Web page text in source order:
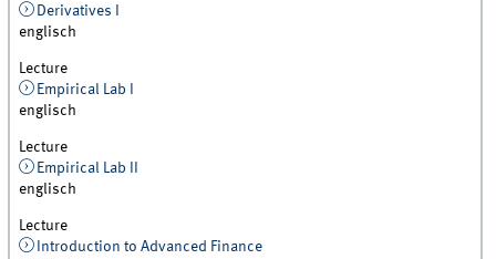
Derivatives I
englisch
Lecture
Empirical Lab I
englisch
Lecture
Empirical Lab II
englisch
Lecture
Introduction to Advanced Finance